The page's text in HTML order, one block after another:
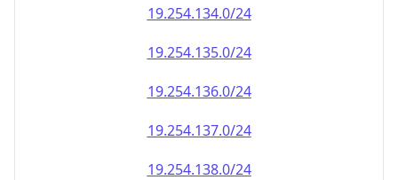
19.254.134.0/24
19.254.135.0/24
19.254.136.0/24
19.254.137.0/24
19.254.138.0/24